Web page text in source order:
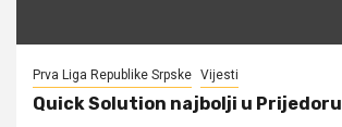
Prva Liga Republike Srpske Vijesti
Quick Solution najbolji u Prijedoru